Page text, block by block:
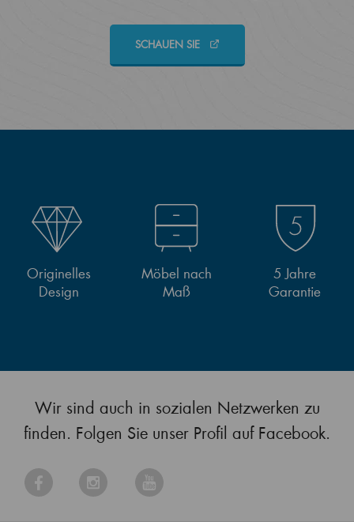
SCHAUEN SIE
Originelles
Design
Möbel nach
Maß
5 Jahre
Garantie
Wir sind auch in sozialen Netzwerken zu
finden. Folgen Sie unser Profil auf Facebook.